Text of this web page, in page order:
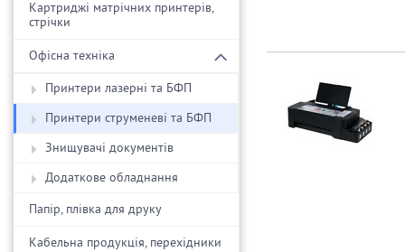
Картриджі матрічних принтерів,
стрічки
Офісна техніка
Принтери лазерні та БФП
Принтери струменеві та БФП
Знищувачі документів
Додаткове обладнання
Папір, плівка для друку
Кабельна продукція, перехідники